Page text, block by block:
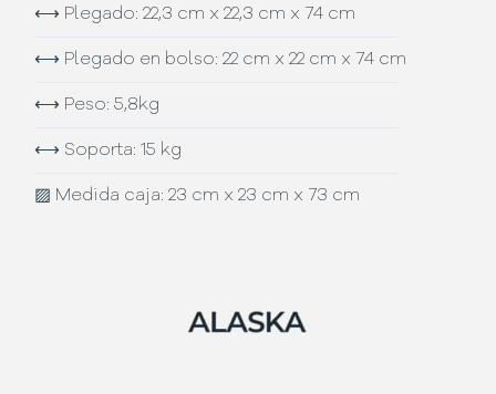
⟷ Plegado: 22,3 cm x 22,3 cm x 74 cm
⟷ Plegado en bolso: 22 cm x 22 cm x 74 cm
⟷ Peso: 5,8kg
⟷ Soporta: 15 kg
▨ Medida caja: 23 cm x 23 cm x 73 cm